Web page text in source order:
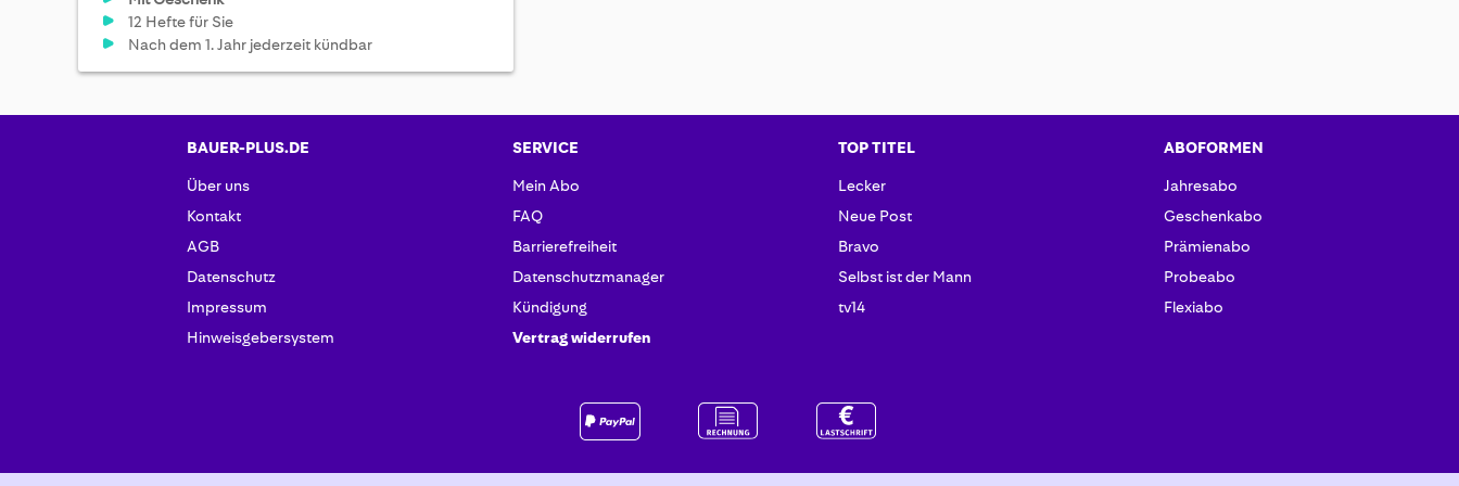
12 Hefte für Sie
Nach dem 1. Jahr jederzeit kündbar
BAUER-PLUS.DE
Über uns
Kontakt
AGB
Datenschutz
Impressum
Hinweisgebersystem
SERVICE
Mein Abo
FAQ
Barrierefreiheit
Datenschutzmanager
Kündigung
Vertrag widerrufen
TOP TITEL
Lecker
Neue Post
Bravo
Selbst ist der Mann
tv14
ABOFORMEN
Jahresabo
Geschenkabo
Prämienabo
Probeabo
Flexiabo